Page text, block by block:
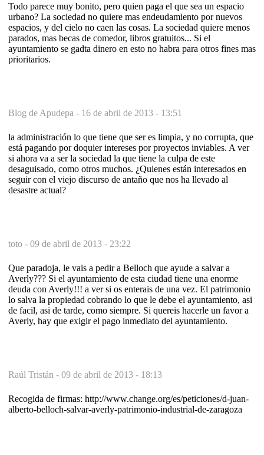
Todo parece muy bonito, pero quien paga el que sea un espacio
urbano? La sociedad no quiere mas endeudamiento por nuevos
espacios, y del cielo no caen las cosas. La sociedad quiere menos
parados, mas becas de comedor, libros gratuitos... Si el
ayuntamiento se gadta dinero en esto no habra para otros fines mas
prioritarios.
Blog de Apudepa - 16 de abril de 2013 - 13:51
la administración lo que tiene que ser es limpia, y no corrupta, que
está pagando por doquier intereses por proyectos inviables. A ver
si ahora va a ser la sociedad la que tiene la culpa de este
desaguisado, como otros muchos. ¿Quienes están interesados en
seguir con el viejo discurso de antaño que nos ha llevado al
desastre actual?
toto - 09 de abril de 2013 - 23:22
Que paradoja, le vais a pedir a Belloch que ayude a salvar a
Averly??? Si el ayuntamiento de esta ciudad tiene una enorme
deuda con Averly!!! a ver si os enterais de una vez. El patrimonio
lo salva la propiedad cobrando lo que le debe el ayuntamiento, asi
de facil, asi de tarde, como siempre. Si quereis hacerle un favor a
Averly, hay que exigir el pago inmediato del ayuntamiento.
Raúl Tristán - 09 de abril de 2013 - 18:13
Recogida de firmas: http://www.change.org/es/peticiones/d-juan-
alberto-belloch-salvar-averly-patrimonio-industrial-de-zaragoza